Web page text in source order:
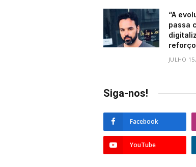
“A
passa
JULHO
Siga-nos!
Facebook
YouTube